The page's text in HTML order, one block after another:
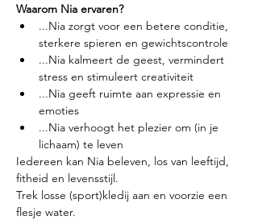
Waarom Nia ervaren?
...Nia zorgt voor een betere conditie,
sterkere spieren en gewichtscontrole
...Nia kalmeert de geest, vermindert
stress en stimuleert creativiteit
...Nia geeft ruimte aan expressie en
emoties
...Nia verhoogt het plezier om (in je
lichaam) te leven
Iedereen kan Nia beleven, los van leeftijd,
fitheid en levensstijl.
Trek losse (sport)kledij aan en voorzie een
flesje water.